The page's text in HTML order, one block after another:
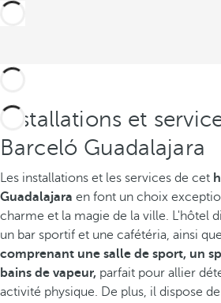
Installations et
Barceló Guadalajara
Les installations et les services de cet
Guadalajara en font un choix
charme et la magie de la ville. L'hôtel
un bar sportif et une cafétéria, ainsi
comprenant une salle de sport, un
bains de vapeur, parfait pour allier
activité physique. De plus, il dispose de